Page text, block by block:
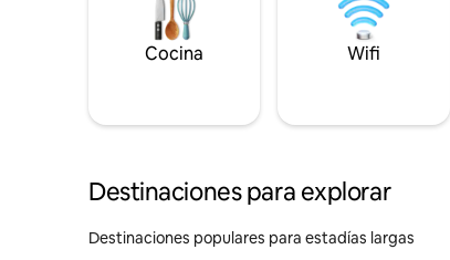
Cocina Wifi
Destinaciones para explorar
Destinaciones populares para estadías largas